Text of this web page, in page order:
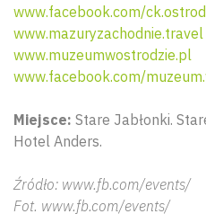
www.facebook.com/
www.mazuryzachodnie.travel
www.muzeumwostrodzie.pl
www.facebook.com/
Miejsce: Stare Jabłonki.
Hotel Anders.
Źródło: www.fb.com/events/
Fot. www.fb.com/events/